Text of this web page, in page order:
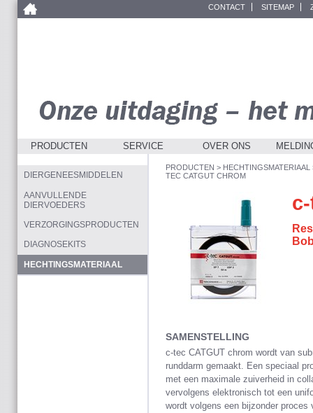
CONTACT SITEMAP
PRODUCTEN SERVICE OVER ONS
PRODUCTEN > HECHTINGSMATERIAAL
TEC CATGUT CHROM
SAMENSTELLING
c-tec CATGUT chrom wordt van
runddarm gemaakt. Een speciaal
met een maximale zuiverheid in
vervolgens elektronisch tot een
wordt volgens een bijzonder
DIERGENEESMIDDELEN
AANVULLENDE
DIERVOEDERS
VERZORGINGSPRODUCTEN
DIAGNOSEKITS
HECHTINGSMATERIAAL